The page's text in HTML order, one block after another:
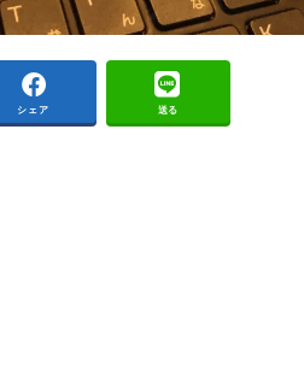
シェア 送る